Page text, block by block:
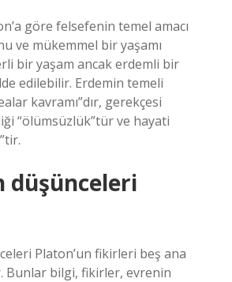
göre felsefenin temel amacı
ve mükemmel bir yaşamı
bir yaşam ancak erdemli bir
edilebilir. Erdemin temeli
kavramı”dır, gerekçesi
“ölümsüzlük”tür ve hayati
düşünceleri
Platon’un fikirleri beş ana
Bunlar bilgi, fikirler, evrenin